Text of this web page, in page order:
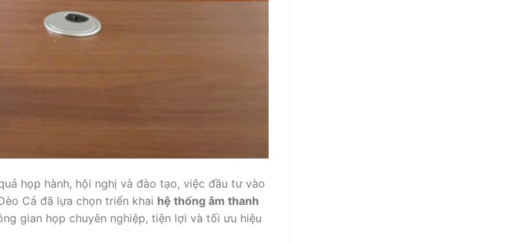
họp hành, hội nghị và đào tạo, việc đầu tư vào
Cả đã lựa chọn triển khai hệ thống âm thanh
gian họp chuyên nghiệp, tiện lợi và tối ưu hiệu